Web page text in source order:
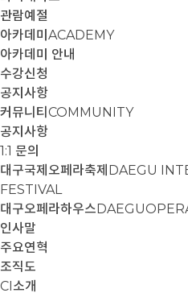
관람예절
아카데미 ACADEMY
아카데미 안내
수강신청
공지사항
커뮤니티 COMMUNITY
공지사항
1:1 문의
대구국제오페라축제 DAEGU
FESTIVAL
대구오페라하우스
인사말
주요연혁
조직도
CI소개